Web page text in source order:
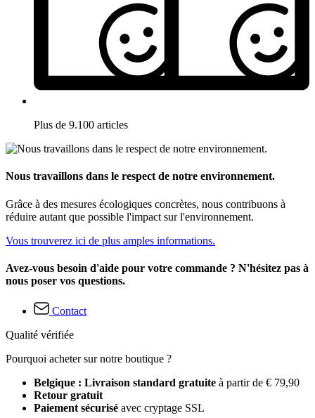
Plus de 9.100 articles
Nous travaillons dans le respect de notre environnement.
Grâce à des mesures écologiques concrètes, nous contribuons à
réduire autant que possible l'impact sur l'environnement.
Vous trouverez ici de plus amples informations.
Avez-vous besoin d'aide pour votre commande ? N'hésitez pas à
nous poser vos questions.
Contact
Qualité vérifiée
Pourquoi acheter sur notre boutique ?
Belgique : Livraison standard gratuite à partir de € 79,90
Retour gratuit
Paiement sécurisé avec cryptage SSL